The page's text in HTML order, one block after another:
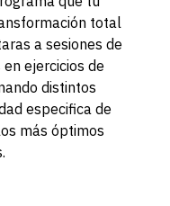
total
a sesiones de
ejercicios de
distintos
especifica de
más óptimos